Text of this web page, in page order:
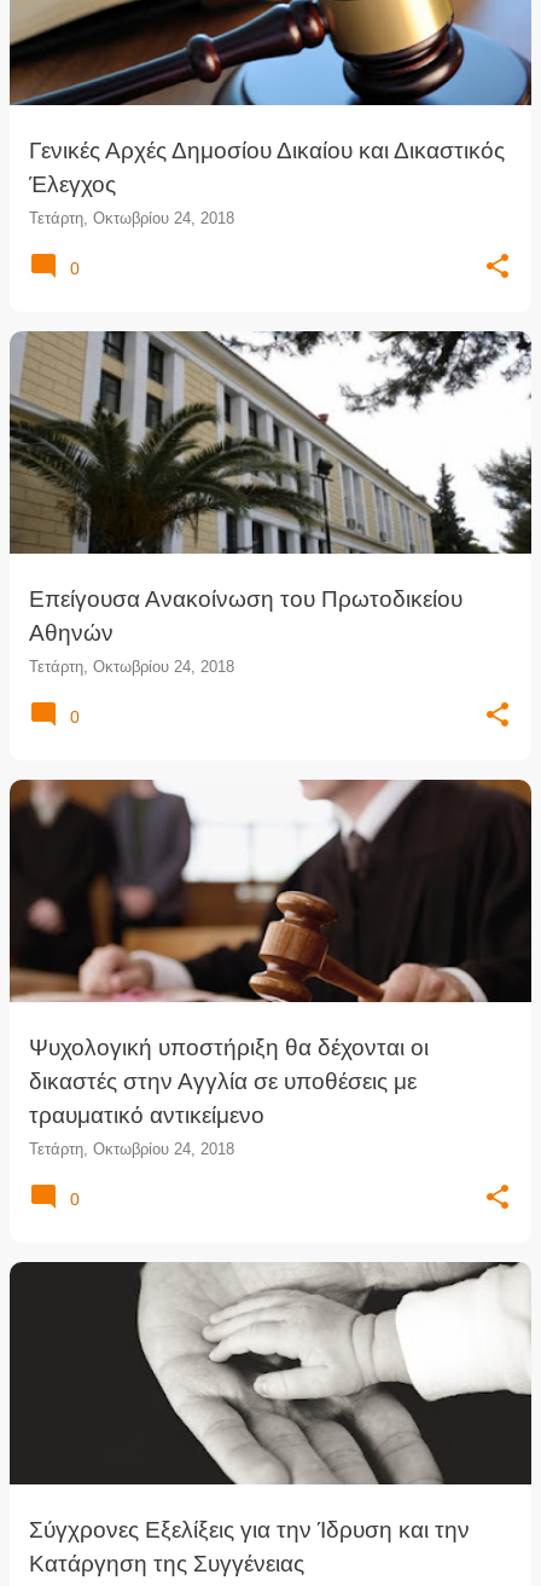
Γενικές Αρχές Δημοσίου Δικαίου και Δικαστικός
Έλεγχος
Τετάρτη, Οκτωβρίου 24, 2018
0
Επείγουσα Ανακοίνωση του Πρωτοδικείου
Αθηνών
Τετάρτη, Οκτωβρίου 24, 2018
0
Ψυχολογική υποστήριξη θα δέχονται οι
δικαστές στην Αγγλία σε υποθέσεις με
τραυματικό αντικείμενο
Τετάρτη, Οκτωβρίου 24, 2018
0
Σύγχρονες Εξελίξεις για την Ίδρυση και την
Κατάργηση της Συγγένειας